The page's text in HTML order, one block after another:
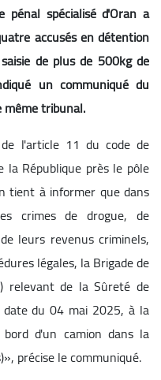
spécialisé d'Oran a
accusés en détention
de plus de 500kg de
un communiqué du
même tribunal.
l'article 11 du code de
la République près le pôle
tient à informer que dans
crimes de drogue, de
leurs revenus criminels,
légales, la Brigade de
relevant de la Sûreté de
du 04 mai 2025, à la
d'un camion dans la
précise le communiqué.